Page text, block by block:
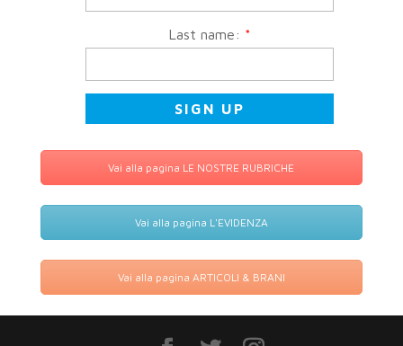
Last name: *
Vai alla pagina LE NOSTRE RUBRICHE
Vai alla pagina L'EVIDENZA
Vai alla pagina ARTICOLI & BRANI